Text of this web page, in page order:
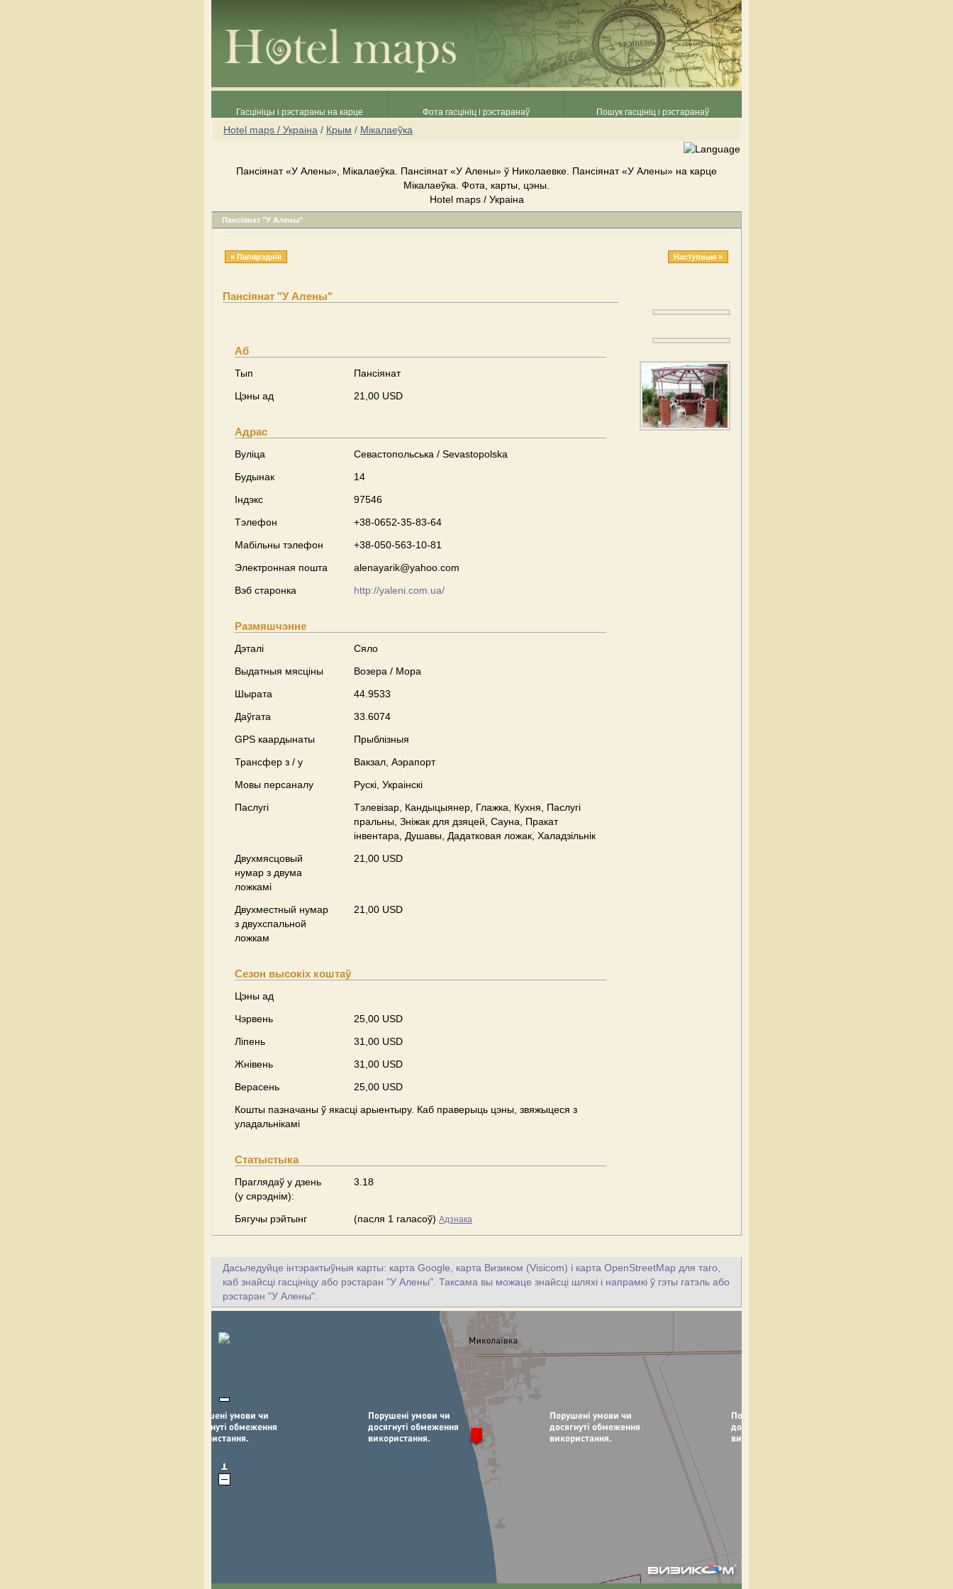
Гасцініцы і рэстараны на карце Фота гасцініц і рэстаранаў Пошук гасцініц і рэстаранаў
Hotel maps / Украіна / Крым / Мікалаеўка
Пансіянат «У Алены», Мікалаеўка. Пансіянат «У Алены» ў Николаевке. Пансіянат «У Алены» на карце
Мікалаеўка. Фота, карты, цэны.
Hotel maps / Украіна
Пансіянат "У Алены"
« Папярэднія Наступныя »
Пансіянат "У Алены"
Аб
Тып
Пансіянат
Цэны ад
21,00 USD
Адрас
Вуліца
Севастопольська / Sevastopolska
Будынак
14
Індэкс
97546
Тэлефон
+38-0652-35-83-64
Мабільны тэлефон
+38-050-563-10-81
Электронная пошта
alenayarik@yahoo.com
Вэб старонка
http://yaleni.com.ua/
Размяшчэнне
Дэталі
Сяло
Выдатныя мясціны
Возера / Мора
Шырата
44.9533
Даўгата
33.6074
GPS каардынаты
Прыблізныя
Трансфер з / у
Вакзал, Аэрапорт
Мовы персаналу
Рускі, Украінскі
Паслугі
Тэлевізар, Кандыцыянер, Глажка, Кухня, Паслугі
пральны, Зніжак для дзяцей, Сауна, Пракат
інвентара, Душавы, Дадатковая ложак, Халадзільнік
Двухмясцовый
нумар з двума
ложкамі
21,00 USD
Двухместный нумар
з двухспальной
ложкам
21,00 USD
Сезон высокіх коштаў
Цэны ад
Чэрвень
25,00 USD
Ліпень
31,00 USD
Жнівень
31,00 USD
Верасень
25,00 USD
Кошты пазначаны ў якасці арыентыру. Каб праверыць цэны, звяжыцеся з
уладальнікамі
Статыстыка
Праглядаў у дзень
(у сярэднім):
3.18
Бягучы рэйтынг (пасля 1 галасоў) Адзнака
Дасьледуйце інтэрактыўныя карты: карта Google, карта Визиком (Visicom) і карта OpenStreetMap для таго,
каб знайсці гасцініцу або рэстаран "У Алены". Таксама вы можаце знайсці шляхі і напрамкі ў гэты гатэль або
рэстаран "У Алены".